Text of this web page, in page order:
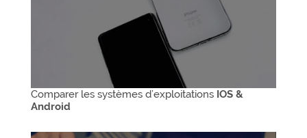
Comparer les systèmes d’exploitations IOS &
Android